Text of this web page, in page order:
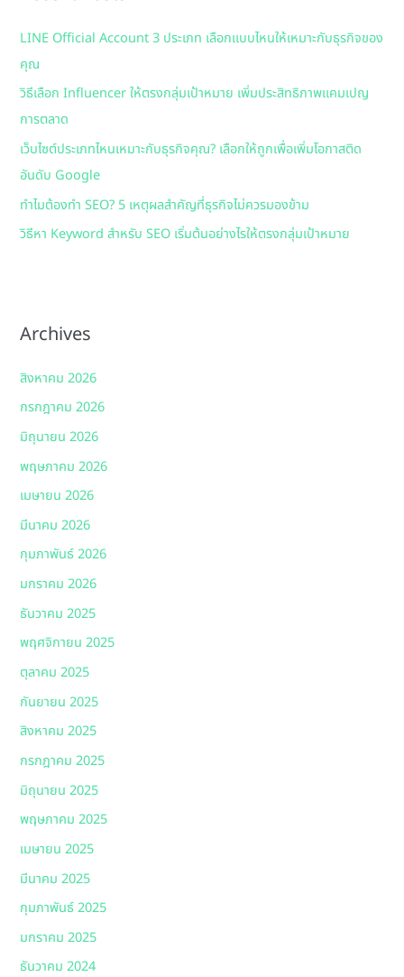
f
o
r
:
LINE Official Account 3 ประเภท เลือกแบบไหนให้เหมาะกับธุรกิจของ
คุณ
วิธีเลือก Influencer ให้ตรงกลุ่มเป้าหมาย เพิ่มประสิทธิภาพแคมเปญ
การตลาด
เว็บไซต์ประเภทไหนเหมาะกับธุรกิจคุณ? เลือกให้ถูกเพื่อเพิ่มโอกาสติด
อันดับ Google
ทำไมต้องทำ SEO? 5 เหตุผลสำคัญที่ธุรกิจไม่ควรมองข้าม
วิธีหา Keyword สำหรับ SEO เริ่มต้นอย่างไรให้ตรงกลุ่มเป้าหมาย
Archives
สิงหาคม 2026
กรกฎาคม 2026
มิถุนายน 2026
พฤษภาคม 2026
เมษายน 2026
มีนาคม 2026
กุมภาพันธ์ 2026
มกราคม 2026
ธันวาคม 2025
พฤศจิกายน 2025
ตุลาคม 2025
กันยายน 2025
สิงหาคม 2025
กรกฎาคม 2025
มิถุนายน 2025
พฤษภาคม 2025
เมษายน 2025
มีนาคม 2025
กุมภาพันธ์ 2025
มกราคม 2025
ธันวาคม 2024